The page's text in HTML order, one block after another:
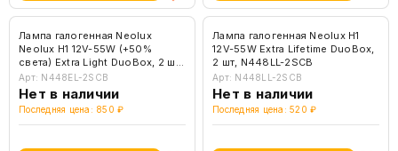
Лампа галогенная Neolux
Neolux H1 12V-55W (+50%
света) Extra Light DuoBox, 2 шт,
N448EL-2SCB
Арт: N448EL-2SCB
Нет в наличии
Последняя цена: 850 ₽
Лампа галогенная Neolux H1
12V-55W Extra Lifetime DuoBox,
2 шт, N448LL-2SCB
Арт: N448LL-2SCB
Нет в наличии
Последняя цена: 520 ₽